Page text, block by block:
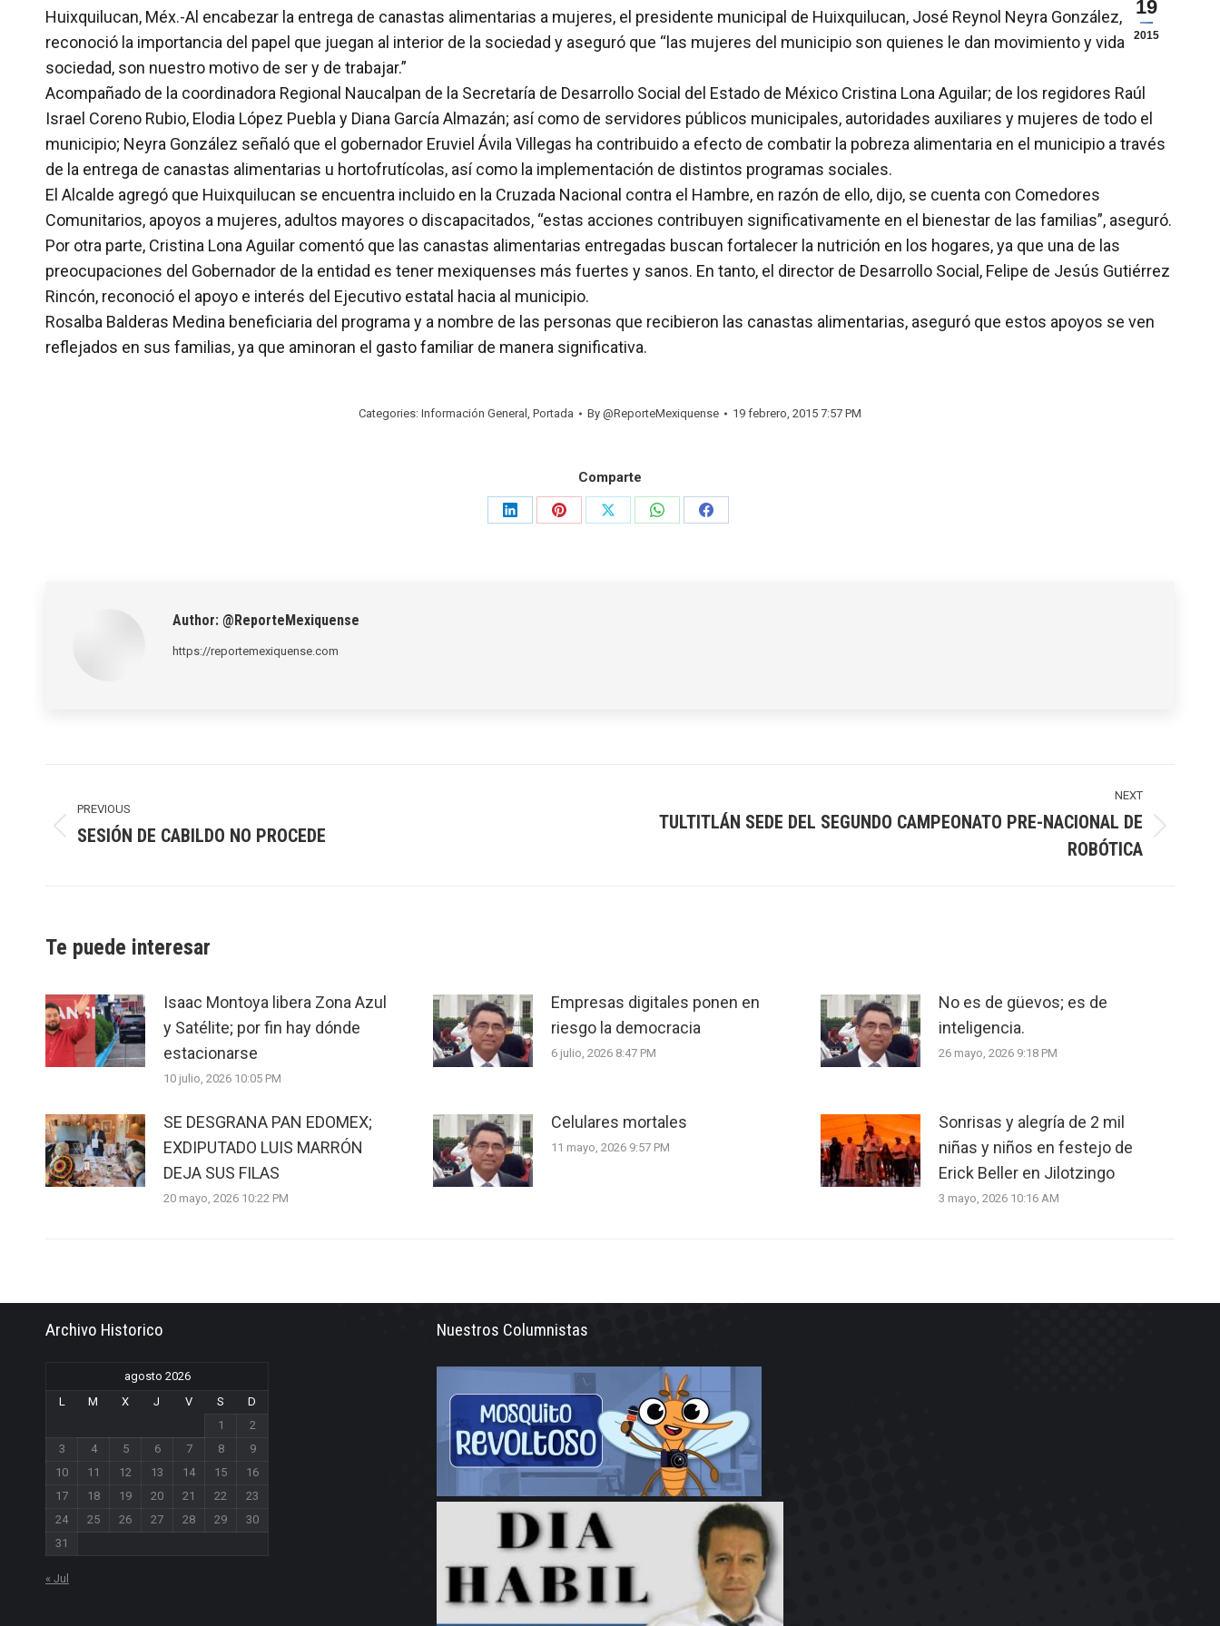
19
2015
Huixquilucan, Méx.-Al encabezar la entrega de canastas alimentarias a mujeres, el presidente municipal de Huixquilucan, José Reynol Neyra González,
reconoció la importancia del papel que juegan al interior de la sociedad y aseguró que “las mujeres del municipio son quienes le dan movimiento y vida a la
sociedad, son nuestro motivo de ser y de trabajar.”
Acompañado de la coordinadora Regional Naucalpan de la Secretaría de Desarrollo Social del Estado de México Cristina Lona Aguilar; de los regidores Raúl
Israel Coreno Rubio, Elodia López Puebla y Diana García Almazán; así como de servidores públicos municipales, autoridades auxiliares y mujeres de todo el
municipio; Neyra González señaló que el gobernador Eruviel Ávila Villegas ha contribuido a efecto de combatir la pobreza alimentaria en el municipio a través
de la entrega de canastas alimentarias u hortofrutícolas, así como la implementación de distintos programas sociales.
El Alcalde agregó que Huixquilucan se encuentra incluido en la Cruzada Nacional contra el Hambre, en razón de ello, dijo, se cuenta con Comedores
Comunitarios, apoyos a mujeres, adultos mayores o discapacitados, “estas acciones contribuyen significativamente en el bienestar de las familias”, aseguró.
Por otra parte, Cristina Lona Aguilar comentó que las canastas alimentarias entregadas buscan fortalecer la nutrición en los hogares, ya que una de las
preocupaciones del Gobernador de la entidad es tener mexiquenses más fuertes y sanos. En tanto, el director de Desarrollo Social, Felipe de Jesús Gutiérrez
Rincón, reconoció el apoyo e interés del Ejecutivo estatal hacia al municipio.
Rosalba Balderas Medina beneficiaria del programa y a nombre de las personas que recibieron las canastas alimentarias, aseguró que estos apoyos se ven
reflejados en sus familias, ya que aminoran el gasto familiar de manera significativa.
Categories: Información General , Portada By @ReporteMexiquense 19 febrero, 2015 7:57 PM
Comparte
Share
Share
Share
Share
Share
Author: @ReporteMexiquense
https://reportemexiquense.com
navigation
PREVIOUS
Previous
SESIÓN DE CABILDO NO PROCEDE
NEXT
TULTITLÁN SEDE DEL SEGUNDO CAMPEONATO PRE-NACIONAL DE
ROBÓTICA
Te puede interesar
Isaac Montoya libera Zona Azul
y Satélite; por fin hay dónde
estacionarse
10 julio, 2026 10:05 PM
Empresas digitales ponen en
riesgo la democracia
6 julio, 2026 8:47 PM
No es de güevos; es de
inteligencia.
26 mayo, 2026 9:18 PM
SE DESGRANA PAN EDOMEX;
EXDIPUTADO LUIS MARRÓN
DEJA SUS FILAS
20 mayo, 2026 10:22 PM
Celulares mortales
11 mayo, 2026 9:57 PM
Sonrisas y alegría de 2 mil
niñas y niños en festejo de
Erick Beller en Jilotzingo
3 mayo, 2026 10:16 AM
Archivo Historico
agosto 2026
L
M X J V S
D
1
2
3
4 5 6 7 8
9
10
11 12 13 14 15
16
17
18 19 20 21 22
23
24
25 26 27 28 29
30
31
« Jul
Nuestros Columnistas